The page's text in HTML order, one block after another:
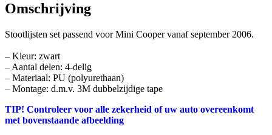
Omschrijving
Stootlijsten set passend voor Mini Cooper vanaf september 2006.
– Kleur: zwart
– Aantal delen: 4-delig
– Materiaal: PU (polyurethaan)
– Montage: d.m.v. 3M dubbelzijdige tape
TIP! Controleer voor alle zekerheid of uw auto overeenkomt
met bovenstaande afbeelding